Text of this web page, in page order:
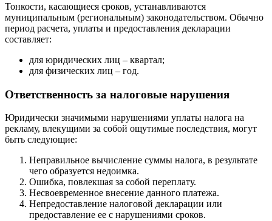
Тонкости, касающиеся сроков, устанавливаются
муниципальным (региональным) законодательством. Обычно
период расчета, уплаты и предоставления декларации
составляет:
для юридических лиц – квартал;
для физических лиц – год.
Ответственность за налоговые нарушения
Юридически значимыми нарушениями уплаты налога на
рекламу, влекущими за собой ощутимые последствия, могут
быть следующие:
Неправильное вычисление суммы налога, в результате
чего образуется недоимка.
Ошибка, повлекшая за собой переплату.
Несвоевременное внесение данного платежа.
Непредоставление налоговой декларации или
предоставление ее с нарушениями сроков.